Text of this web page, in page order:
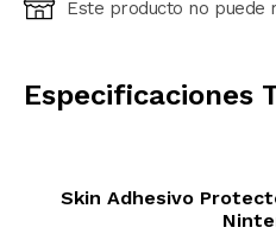
Ingresá código postal (sólo
Este producto no puede
Especificaciones
Skin Adhesivo